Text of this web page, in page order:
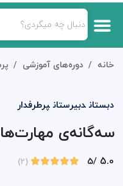
خانه دوره‌های آموزشی
دبستان دبیرستان پرطرفدار
سه‌گانه‌ی
5.0
/5
(2)